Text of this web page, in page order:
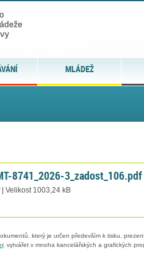
MLÁDEŽ
8741_2026-3_zadost_106.pdf
Velikost 1003,24 kB
který je určen především k tisku,
, vytvářet v mnoha kancelářských a grafických